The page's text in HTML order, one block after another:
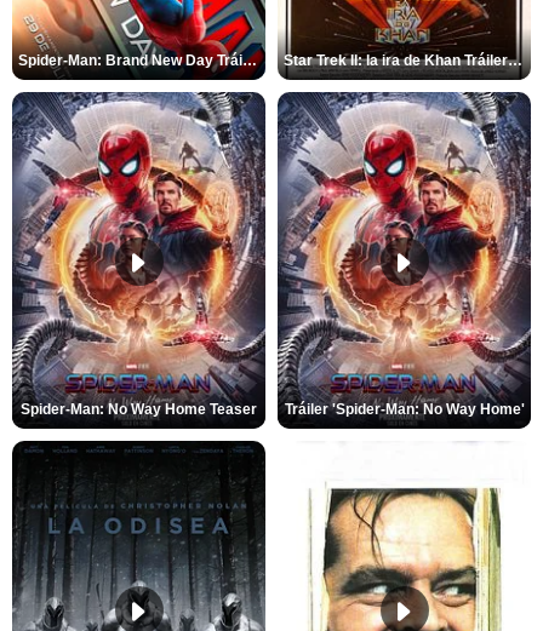
Spider-Man: Brand New Day Tráiler (3) Star Trek II: la ira de Khan Tráiler VO
Spider-Man: No Way Home Teaser Tráiler 'Spider-Man: No Way Home'